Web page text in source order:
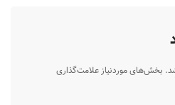
بخش‌های موردنیاز علامت‌گذاری